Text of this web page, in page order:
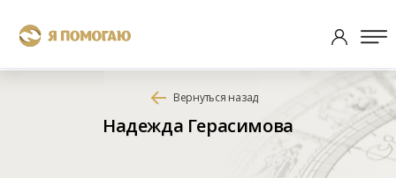
Вернуться назад
Надежда Герасимова